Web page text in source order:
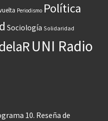
Periodismo Política
Sociología Solidaridad
UNI Radio
10. Reseña de